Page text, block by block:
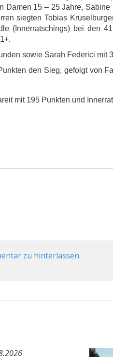
15 – 25 Jahre,
siegten Tobias
(Innerratschings) bei den
sowie Sarah Federici mit
den Sieg, gefolgt von
mit 195 Punkten und
zu hinterlassen.